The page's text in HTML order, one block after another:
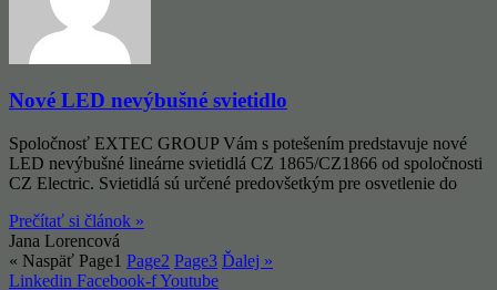
Nové LED nevýbušné svietidlo
Spoločnosť EXTEC GROUP Vám s potešením predstavuje nové
LED nevýbušné lineárne svietidlá CZ 1865/CZ1866 od spoločnosti
CZ Electric. Svietidlá sú určené predovšetkým pre osvetlenie do
Prečítať si článok »
Jana Lorencová
« Naspäť Page1 Page2 Page3 Ďalej »
Linkedin Facebook-fYoutube